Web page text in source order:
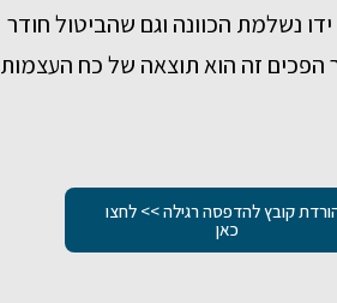
נשלמת הכוונה וגם שהביטול חודר
הפכים זה הוא תוצאה של כח העצמות
קובץ להדפסה רגילה >> לחצו
כאן